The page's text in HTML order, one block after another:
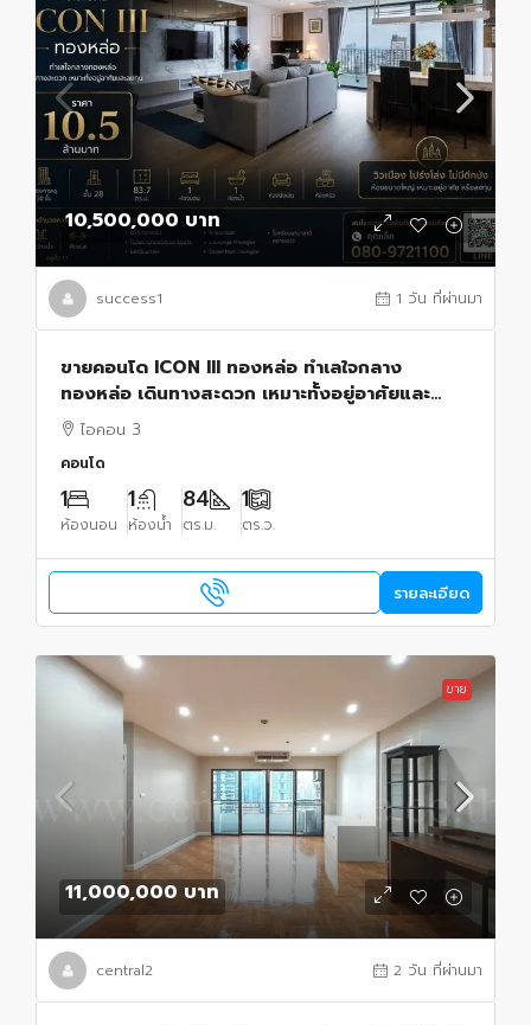
10,500,000 บาท
success1 1 วัน ที่ผ่านมา
ขายคอนโด ICON III ทองหล่อ ทำเลใจกลาง
ทองหล่อ เดินทางสะดวก เหมาะทั้งอยู่อาศัยและ
ลงทุน ราคา 10.5 ล้านบาท
ไอคอน 3
คอนโด
1
ห้องนอน
1
ห้องน้ำ
84
ตร.ม.
1
ตร.ว.
รายละเอียด
ขาย
11,000,000 บาท
central2 2 วัน ที่ผ่านมา